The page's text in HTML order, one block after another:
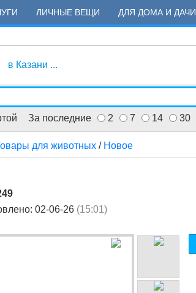
ЛИЧНЫЕ ВЕЩИ ДЛЯ ДОМА И ДАЧИ
в Казани ...
За последние 2 7 14 30
для животных / Новое
02-06-26 (15:01)